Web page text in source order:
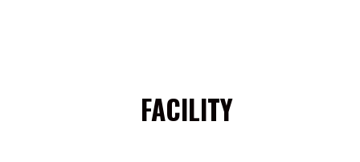
FACILITY